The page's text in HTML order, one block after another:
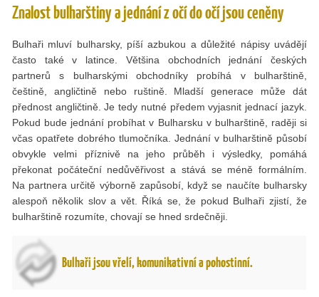
Znalost bulharštiny a jednání z očí do očí jsou ceněny
Bulhaři mluví bulharsky, píší azbukou a důležité nápisy uvádějí
často také v latince. Většina obchodních jednání českých
partnerů s bulharskými obchodníky probíhá v bulharštině,
češtině, angličtině nebo ruštině. Mladší generace může dát
přednost angličtině. Je tedy nutné předem vyjasnit jednací jazyk.
Pokud bude jednání probíhat v Bulharsku v bulharštině, raději si
včas opatřete dobrého tlumočníka. Jednání v bulharštině působí
obvykle velmi příznivě na jeho průběh i výsledky, pomáhá
překonat počáteční nedůvěřivost a stává se méně formálním.
Na partnera určitě výborně zapůsobí, když se naučíte bulharsky
alespoň několik slov a vět. Říká se, že pokud Bulhaři zjistí, že
bulharštině rozumíte, chovají se hned srdečněji.
Bulhaři jsou vřelí, komunikativní a pohostinní.